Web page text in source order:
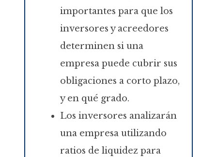
importantes para que los
inversores y acreedores
determinen si una
empresa puede cubrir sus
obligaciones a corto plazo,
y en qué grado.
Los inversores analizarán
una empresa utilizando
ratios de liquidez para